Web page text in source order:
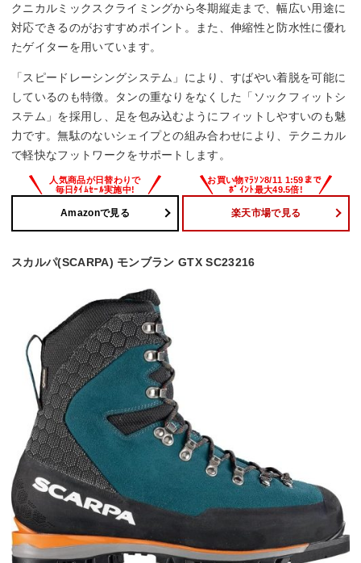
クニカルミックスクライミングから冬期縦走まで、幅広い用途に
対応できるのがおすすめポイント。また、伸縮性と防水性に優れ
たゲイターを用いています。
「スピードレーシングシステム」により、すばやい着脱を可能に
しているのも特徴。タンの重なりをなくした「ソックフィットシ
ステム」を採用し、足を包み込むようにフィットしやすいのも魅
力です。無駄のないシェイプとの組み合わせにより、テクニカル
で軽快なフットワークをサポートします。
Amazonで見る 楽天市場で見る
スカルパ(SCARPA) モンブラン GTX SC23216